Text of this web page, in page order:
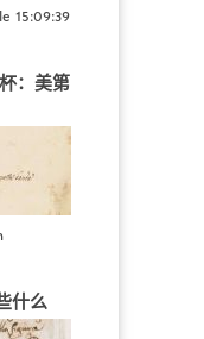
15:09:39
：美第
什么